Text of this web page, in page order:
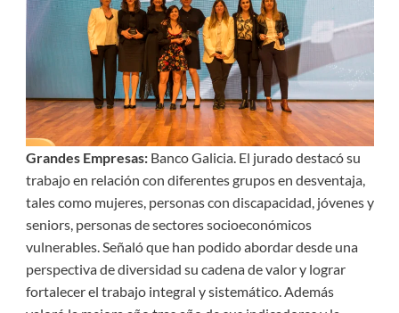
Grandes Empresas:Banco Galicia. El jurado destacó su
trabajo en relación con diferentes grupos en desventaja,
tales como mujeres, personas con discapacidad, jóvenes y
seniors, personas de sectores socioeconómicos
vulnerables. Señaló que han podido abordar desde una
perspectiva de diversidad su cadena de valor y lograr
fortalecer el trabajo integral y sistemático. Además